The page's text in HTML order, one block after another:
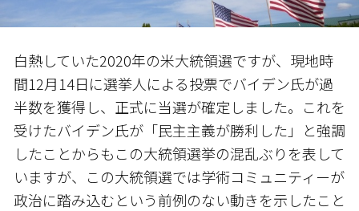
白熱していた2020年の米大統領選ですが、現地時
間12月14日に選挙人による投票でバイデン氏が過
半数を獲得し、正式に当選が確定しました。これを
受けたバイデン氏が「民主主義が勝利した」と強調
したことからもこの大統領選挙の混乱ぶりを表して
いますが、この大統領選では学術コミュニティーが
政治に踏み込むという前例のない動きを示したこと